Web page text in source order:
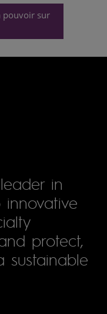
pouvoir sur
in
protect,
sustainable